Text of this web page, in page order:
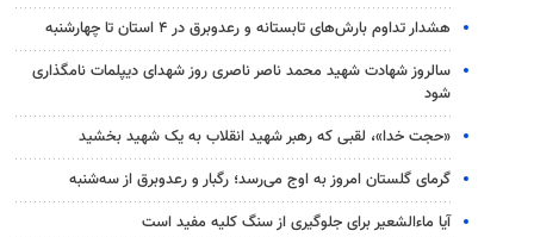
هشدار تداوم بارش‌های تابستانه و رعدوبرق در ۴ استان تا چهارشنبه
سالروز شهادت شهید محمد ناصر ناصری روز شهدای دیپلمات نامگذاری
شود
«حجت خدا»، لقبی که رهبر شهید انقلاب به یک شهید بخشید
گرمای گلستان امروز به اوج می‌رسد؛ رگبار و رعدوبرق از سه‌شنبه
آیا ماءالشعیر برای جلوگیری از سنگ کلیه مفید است